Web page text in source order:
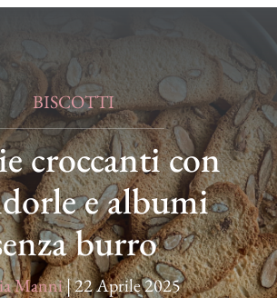
BISCOTTI
croccanti con
e albumi
burro
Manni|22 Aprile 2025